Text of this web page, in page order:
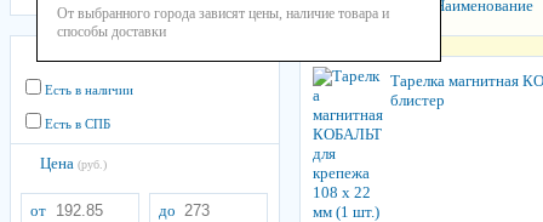
От выбранного города зависят цены, наличие товара и
способы доставки
Есть в наличии
Есть в СПБ
Цена (руб.)
от до
Наименование
Тарелка магнитная
блистер